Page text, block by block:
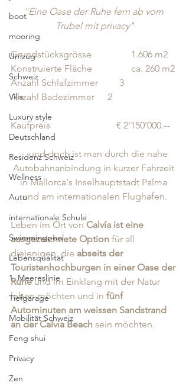
boot
mooring
Umzug
Schweiz
Villa
Luxury style
Deutschland
Residenz Schweiz
Wellness
Auto
internationale Schule
Swimmingpool
Lebensqualität
1. Meereslinie
Tiefgarage
Mobilität Schweiz
Feng shui
Privacy
Zen
"Eine Oase der Ruhe fern ab vom
Trubel mit privacy"
Grundstücksgrösse		 1.606 m2
Konstruierte Fläche		 ca. 260 m2
Anzahl Schlafzimmer         3
Anzahl Badezimmer	 2
Kaufpreis                            € 2'150'000.--
... und doch ist man durch die nahe
Autobahnanbindung in kurzer Fahrzeit
in Mallorca's Inselhauptstadt Palma
und am internationalen Flughafen.
Leben im Ort von Calvía ist eine
ausgezeichnete Option für all
diejenigen, die abseits der
Touristenhochburgen in einer Oase der
Ruhe und im Einklang mit der Natur
leben möchten und in fünf
Autominuten am weissen Sandstrand
an der Calvia Beach sein möchten.